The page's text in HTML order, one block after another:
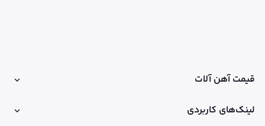
قیمت آهن آلات
لینک‌های کاربردی